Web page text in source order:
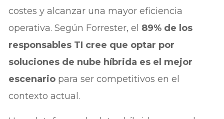
costes y alcanzar una mayor eficiencia
operativa. Según Forrester, el 89% de los
responsables TI cree que optar por
soluciones de nube híbrida es el mejor
escenario para ser competitivos en el
contexto actual.